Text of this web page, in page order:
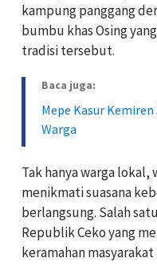
kampung panggang
bumbu khas Osing
tradisi tersebut.
Baca juga:
Mepe Kasur
Warga
Tak hanya warga
menikmati suasana
berlangsung. Salah
Republik Ceko yang
keramahan masyarakat